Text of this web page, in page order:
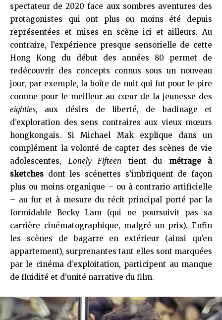
spectateur de 2020 face aux sombres aventures des
protagonistes qui ont plus ou moins été depuis
représentées et mises en scène ici et ailleurs. Au
contraire, l’expérience presque sensorielle de cette
Hong Kong du début des années 80 permet de
redécouvrir des concepts connus sous un nouveau
jour, par exemple, la boîte de nuit qui fut pour le pire
comme pour le meilleur au cœur de la jeunesse des
eighties, aux désirs de liberté, de badinage et
d’exploration des sens contraires aux vieux mœurs
hongkongais. Si Michael Mak explique dans un
complément la volonté de capter des scènes de vie
adolescentes, Lonely Fifteen tient du métrage à
sketches dont les scénettes s’imbriquent de façon
plus ou moins organique – ou à contrario artificielle
– au fur et à mesure du récit principal porté par la
formidable Becky Lam (qui ne poursuivit pas sa
carrière cinématographique, malgré un prix). Enfin
les scènes de bagarre en extérieur (ainsi qu’en
appartement), surprenantes tant elles sont marquées
par le cinéma d’exploitation, participent au manque
de fluidité et d’unité narrative du film.